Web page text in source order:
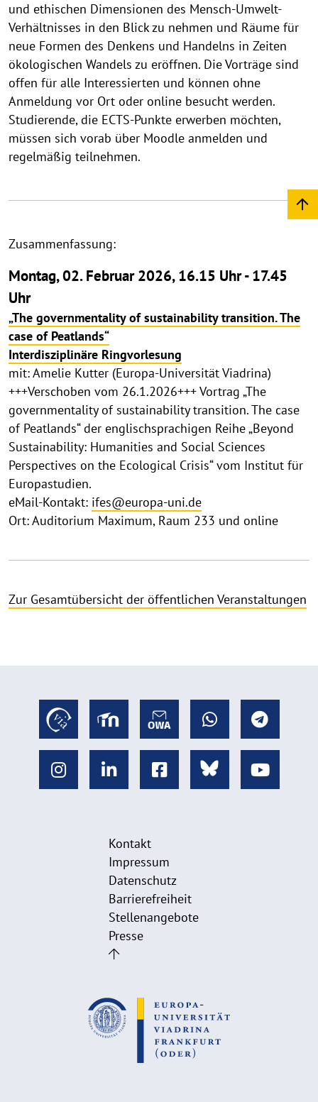
und ethischen Dimensionen des Mensch-Umwelt-
Verhältnisses in den Blick zu nehmen und Räume für
neue Formen des Denkens und Handelns in Zeiten
ökologischen Wandels zu eröffnen. Die Vorträge sind
offen für alle Interessierten und können ohne
Anmeldung vor Ort oder online besucht werden.
Studierende, die ECTS-Punkte erwerben möchten,
müssen sich vorab über Moodle anmelden und
regelmäßig teilnehmen.
Zusammenfassung:
Montag, 02. Februar 2026, 16.15 Uhr - 17.45
Uhr
„The governmentality of sustainability transition. The
case of Peatlands“
Interdisziplinäre Ringvorlesung
mit: Amelie Kutter (Europa-Universität Viadrina)
+++Verschoben vom 26.1.2026+++ Vortrag „The
governmentality of sustainability transition. The case
of Peatlands“ der englischsprachigen Reihe „Beyond
Sustainability: Humanities and Social Sciences
Perspectives on the Ecological Crisis“ vom Institut für
Europastudien.
eMail-Kontakt: ifes@europa-uni.de
Ort: Auditorium Maximum, Raum 233 und online
Zur Gesamtübersicht der öffentlichen Veranstaltungen
Kontakt
Impressum
Datenschutz
Barrierefreiheit
Stellenangebote
Presse